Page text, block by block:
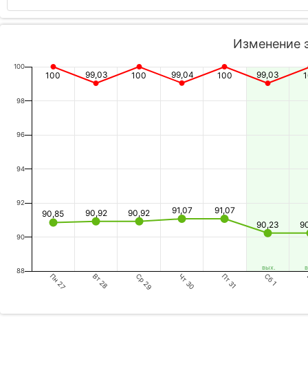
вых.
Изменение
90,85 90,92 90,92 91,07
91,07
90,23
100 99,03 100 99,04 100 99,03
Пн 27 Вт 28 Ср 29 Чт 30 Пт 31 Сб 1
88
90
92
94
96
98
100